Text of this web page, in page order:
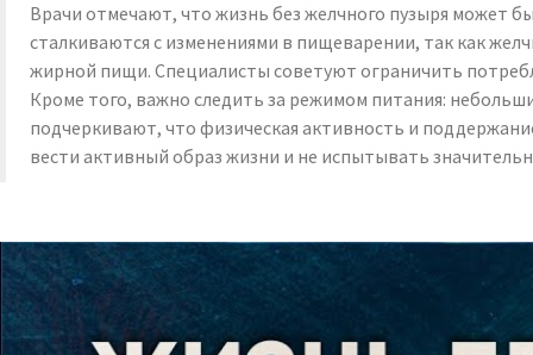
Врачи отмечают, что жизнь без желчного пузыря может
сталкиваются с изменениями в пищеварении, так как
жирной пищи. Специалисты советуют ограничить
Кроме того, важно следить за режимом питания:
подчеркивают, что физическая активность и
вести активный образ жизни и не испытывать